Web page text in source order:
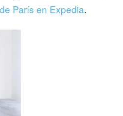
París en Expedia.